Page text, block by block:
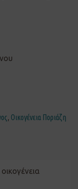
, Οικογένεια Ποριάζη